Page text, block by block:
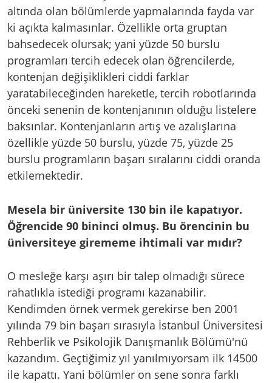
altında olan bölümlerde yapmalarında fayda var
ki açıkta kalmasınlar. Özellikle orta gruptan
bahsedecek olursak; yani yüzde 50 burslu
programları tercih edecek olan öğrencilerde,
kontenjan değişiklikleri ciddi farklar
yaratabileceğinden hareketle, tercih robotlarında
önceki senenin de kontenjanının olduğu listelere
baksınlar. Kontenjanların artış ve azalışlarına
özellikle yüzde 50 burslu, yüzde 75, yüzde 25
burslu programların başarı sıralarını ciddi oranda
etkilemektedir.
Mesela bir üniversite 130 bin ile kapatıyor.
Öğrencide 90 bininci olmuş. Bu örencinin bu
üniversiteye girememe ihtimali var mıdır?
O mesleğe karşı aşırı bir talep olmadığı sürece
rahatlıkla istediği programı kazanabilir.
Kendimden örnek vermek gerekirse ben 2001
yılında 79 bin başarı sırasıyla İstanbul Üniversitesi
Rehberlik ve Psikolojik Danışmanlık Bölümü'nü
kazandım. Geçtiğimiz yıl yanılmıyorsam ilk 14500
ile kapattı. Yani bölümler on sene sonra farklı